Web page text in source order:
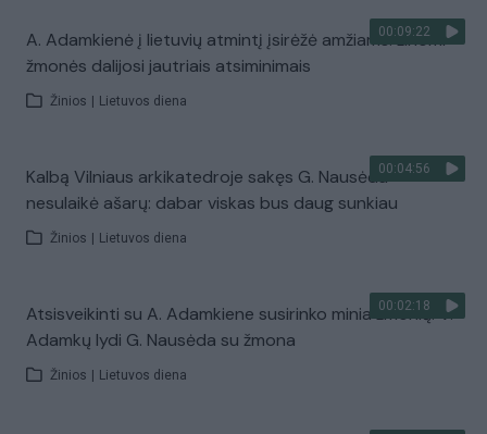
00:09:22
A. Adamkienė į lietuvių atmintį įsirėžė amžiams: žinomi
žmonės dalijosi jautriais atsiminimais
Žinios Lietuvos diena
00:04:56
Kalbą Vilniaus arkikatedroje sakęs G. Nausėda
nesulaikė ašarų: dabar viskas bus daug sunkiau
Žinios Lietuvos diena
00:02:18
Atsisveikinti su A. Adamkiene susirinko minia žmonių: V.
Adamkų lydi G. Nausėda su žmona
Žinios Lietuvos diena